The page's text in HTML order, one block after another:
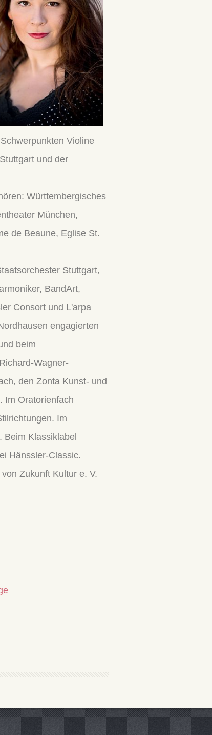
Violine
und der
Württembergisches
München,
de Beaune, Eglise St.
Stuttgart,
BandArt,
Consort und L'arpa
engagierten
beim
Wagner-
den Zonta Kunst- und
Im Oratorienfach
Im
Klassiklabel
Hänssler-Classic.
Zukunft Kultur e. V.